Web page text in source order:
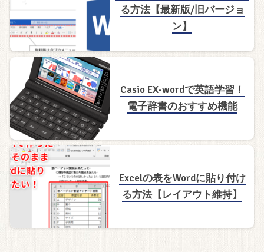
る方法【最新版/旧バージョ
ン】
Casio EX-wordで英語学習！
電子辞書のおすすめ機能
Excelの表をWordに貼り付け
る方法【レイアウト維持】